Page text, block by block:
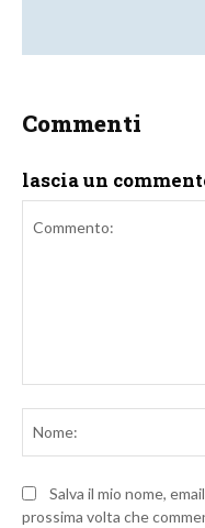
Commenti
lascia un
Salva il mio nome,
prossima volta che